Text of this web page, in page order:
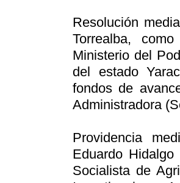
Resolución
Torrealba,
Ministerio del
del estado
fondos de
Administradora
Providencia
Eduardo
Socialista de